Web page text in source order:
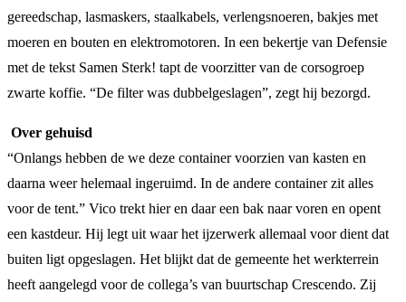
gereedschap, lasmaskers, staalkabels, verlengsnoeren, bakjes met
moeren en bouten en elektromotoren. In een bekertje van Defensie
met de tekst Samen Sterk! tapt de voorzitter van de corsogroep
zwarte koffie. “De filter was dubbelgeslagen”, zegt hij bezorgd.
Over gehuisd
“Onlangs hebben de we deze container voorzien van kasten en
daarna weer helemaal ingeruimd. In de andere container zit alles
voor de tent.” Vico trekt hier en daar een bak naar voren en opent
een kastdeur. Hij legt uit waar het ijzerwerk allemaal voor dient dat
buiten ligt opgeslagen. Het blijkt dat de gemeente het werkterrein
heeft aangelegd voor de collega’s van buurtschap Crescendo. Zij